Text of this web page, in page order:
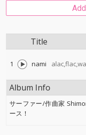
Title
1 nami
Album Info
サーファー/作曲家
ース！